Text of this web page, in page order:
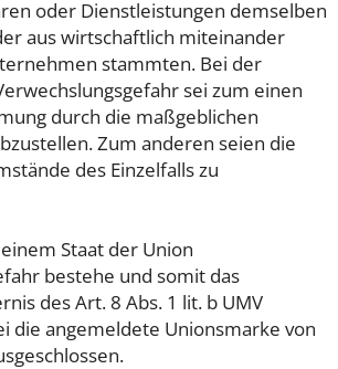
oder Dienstleistungen demselben
aus wirtschaftlich miteinander
stammten. Bei der
sei zum einen
durch die maßgeblichen
Zum anderen seien die
des Einzelfalls zu
Staat der Union
bestehe und somit das
des Art. 8 Abs. 1 lit. b UMV
die angemeldete Unionsmarke von